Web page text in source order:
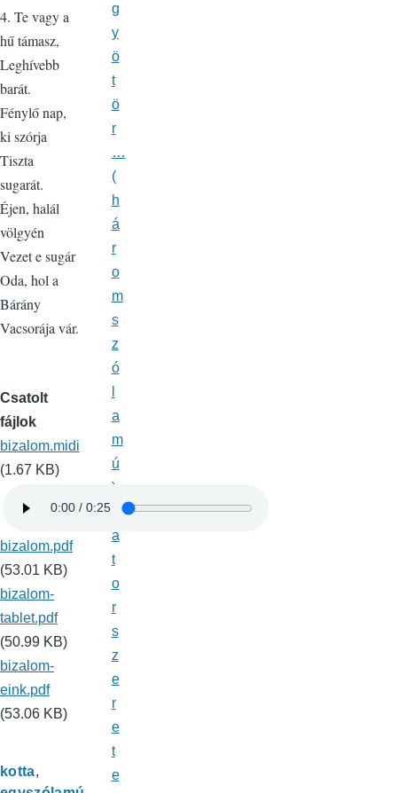
4. Te vagy a
hű támasz,
Leghívebb
barát.
Fénylő nap,
ki szórja
Tiszta
sugarát.
Éjen, halál
völgyén
Vezet e sugár
Oda, hol a
Bárány
Vacsorája vár.
Csatolt
fájlok
bizalom.midi
(1.67 KB)
bizalom.pdf
(53.01 KB)
bizalom-
tablet.pdf
(50.99 KB)
bizalom-
eink.pdf
(53.06 KB)
kotta
g
y
ö
t
ö
r
…
(
h
á
r
o
m
s
z
ó
a
m
ú
)
á
t
o
r
s
z
e
r
e
t
e